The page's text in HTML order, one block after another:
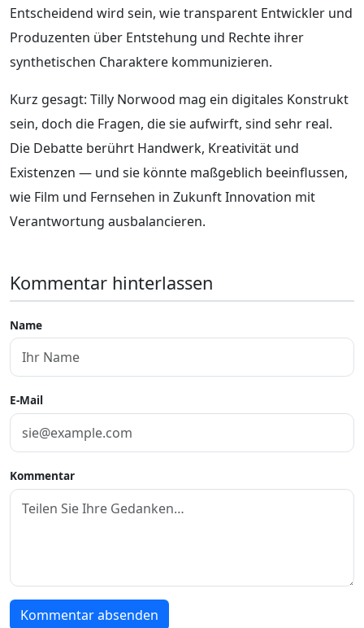
Entscheidend wird sein, wie transparent Entwickler und
Produzenten über Entstehung und Rechte ihrer
synthetischen Charaktere kommunizieren.
Kurz gesagt: Tilly Norwood mag ein digitales Konstrukt
sein, doch die Fragen, die sie aufwirft, sind sehr real.
Die Debatte berührt Handwerk, Kreativität und
Existenzen — und sie könnte maßgeblich beeinflussen,
wie Film und Fernsehen in Zukunft Innovation mit
Verantwortung ausbalancieren.
Kommentar hinterlassen
Name
E-Mail
Kommentar
Kommentar absenden